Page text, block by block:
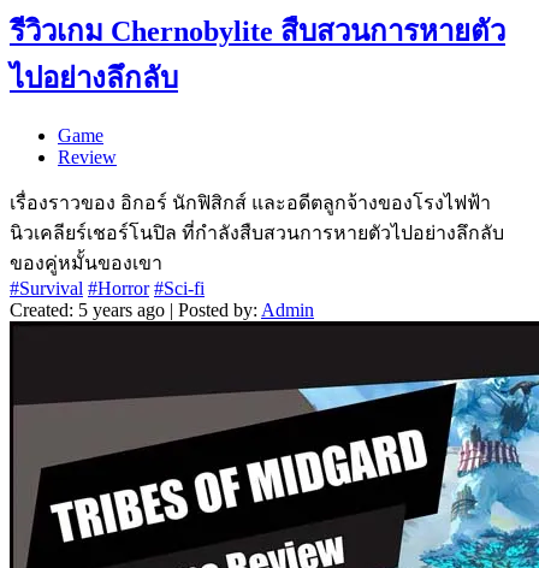
รีวิวเกม Chernobylite สืบสวนการหายตัว
ไปอย่างลึกลับ
Game
Review
เรื่องราวของ อิกอร์ นักฟิสิกส์ และอดีตลูกจ้างของโรงไฟฟ้า
นิวเคลียร์เชอร์โนปิล ที่กำลังสืบสวนการหายตัวไปอย่างลึกลับ
ของคู่หมั้นของเขา
#Survival #Horror #Sci-fi
Created: 5 years ago | Posted by: Admin